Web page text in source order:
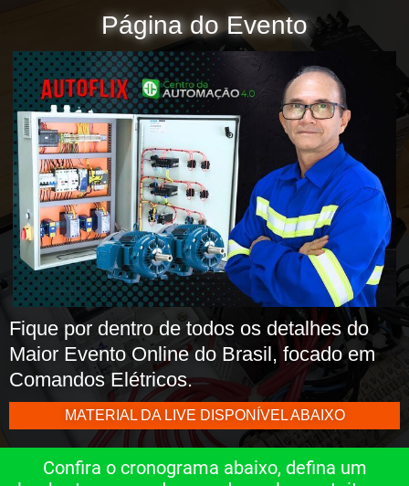
conteúdo
Página do Evento
Fique por dentro de todos os detalhes do
Maior Evento Online do Brasil, focado em
Comandos Elétricos.
MATERIAL DA LIVE DISPONÍVEL ABAIXO
Confira o cronograma abaixo, defina um